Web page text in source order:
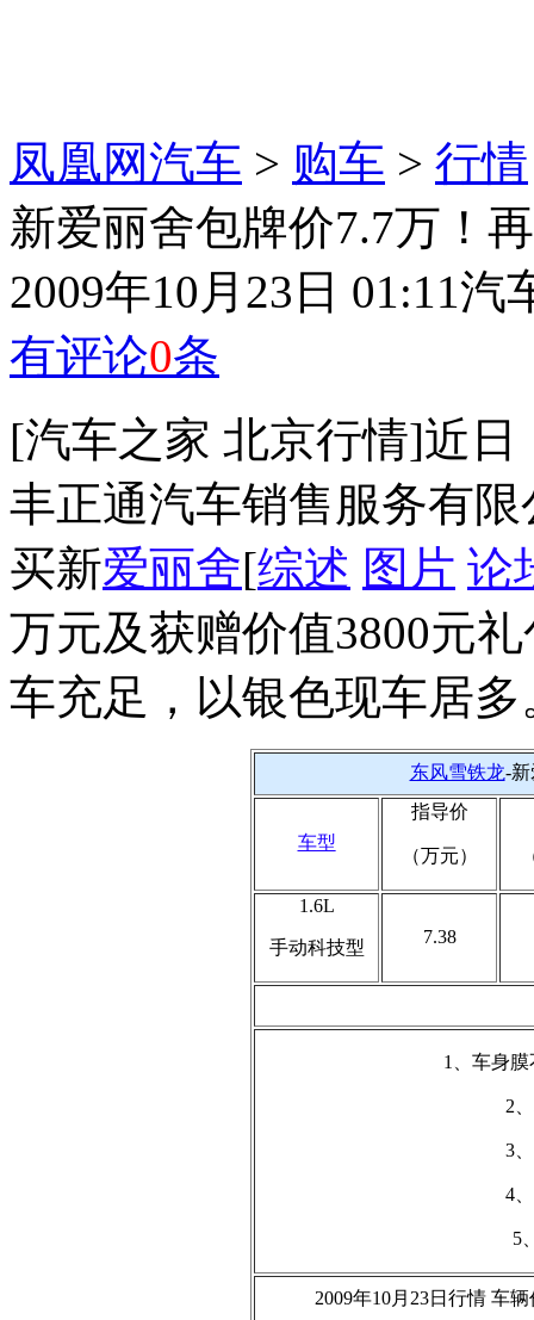
凤凰网汽车 > 购车 > 行情
新爱丽舍包牌价7.7万！
2009年10月23日 01:11汽
有评论0条
[汽车之家 北京行情]近日
丰正通汽车销售服务有
买新爱丽舍[综述 图片 论
万元及获赠价值3800元
车充足，以银色现车居
东风雪铁龙-
车型
指导价
（万元）
1.6L
手动科技型
7.38
1、车身
2
3
4
5
2009年10月23日行情 车